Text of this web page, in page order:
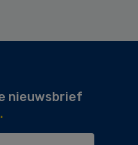
nieuwsbrief